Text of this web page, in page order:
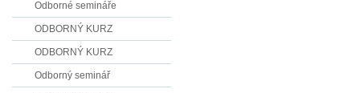
Odborné semináře
ODBORNÝ KURZ
ODBORNÝ KURZ
Odborný seminář